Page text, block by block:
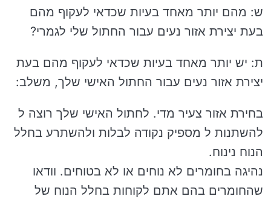
ש: מהם יותר מאחד בעיות שכדאי לעקוף מהם
בעת יצירת אזור נעים עבור החתול שלי לגמרי?
ת: יש יותר מאחד בעיות שכדאי לעקוף מהם בעת
יצירת אזור נעים עבור החתול האישי שלך, משלב:
בחירת אזור צעיר מדי. לחתול האישי שלך רוצה ל
להשתנות ל מספיק נקודה לבלות ולהשתרע בחלל
הנוח נינוח.
נהיגה בחומרים לא נוחים או לא בטוחים. וודאו
שהחומרים בהם אתם לקוחות בחלל הנוח של